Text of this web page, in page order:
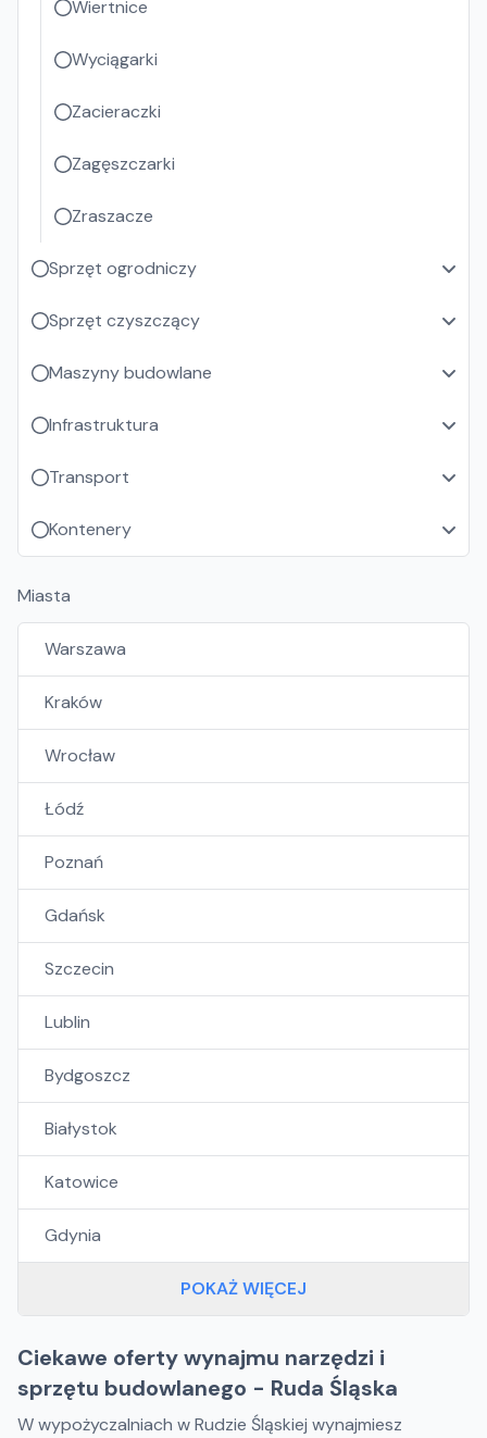
Wiertnice
Wyciągarki
Zacieraczki
Zagęszczarki
Zraszacze
Sprzęt ogrodniczy
Sprzęt czyszczący
Maszyny budowlane
Infrastruktura
Transport
Kontenery
Miasta
Warszawa
Kraków
Wrocław
Łódź
Poznań
Gdańsk
Szczecin
Lublin
Bydgoszcz
Białystok
Katowice
Gdynia
POKAŻ WIĘCEJ
Ciekawe oferty wynajmu narzędzi i
sprzętu budowlanego - Ruda Śląska
W wypożyczalniach w Rudzie Śląskiej wynajmiesz